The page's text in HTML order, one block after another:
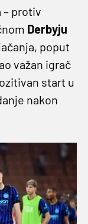
– protiv
Derbyju
poput
važan igrač
start u
nakon